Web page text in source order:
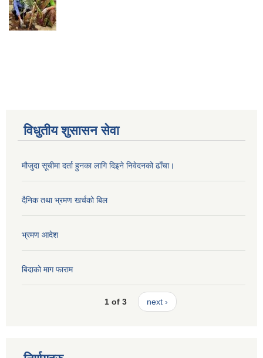
विधुतीय शुसासन सेवा
मौजुदा सूचीमा दर्ता हुनका लागि दिइने निवेदनको ढाँचा।
दैनिक तथा भ्रमण खर्चको बिल
भ्रमण आदेश
बिदाको माग फाराम
1 of 3 next ›